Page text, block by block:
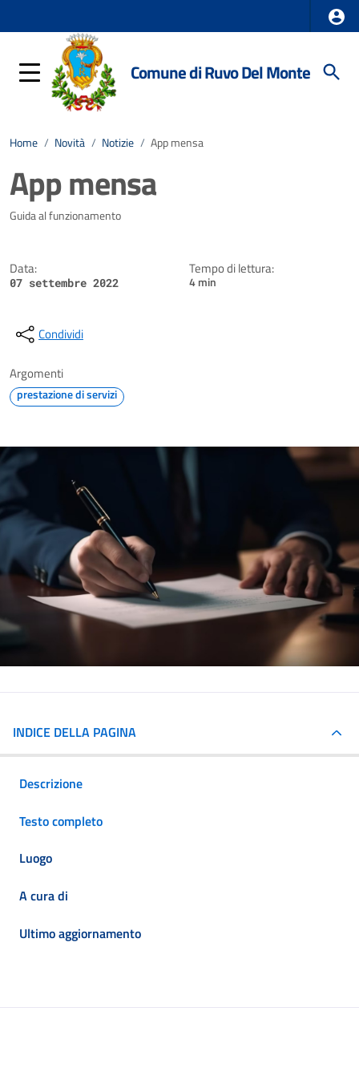
Comune di Ruvo Del Monte
Home / Novità / Notizie / App mensa
App mensa
Dettagli della notizia
Guida al funzionamento
Data:
07 settembre 2022
Tempo di lettura:
4 min
Condividi
Argomenti
prestazione di servizi
INDICE DELLA PAGINA
Descrizione
Testo completo
Luogo
A cura di
Ultimo aggiornamento